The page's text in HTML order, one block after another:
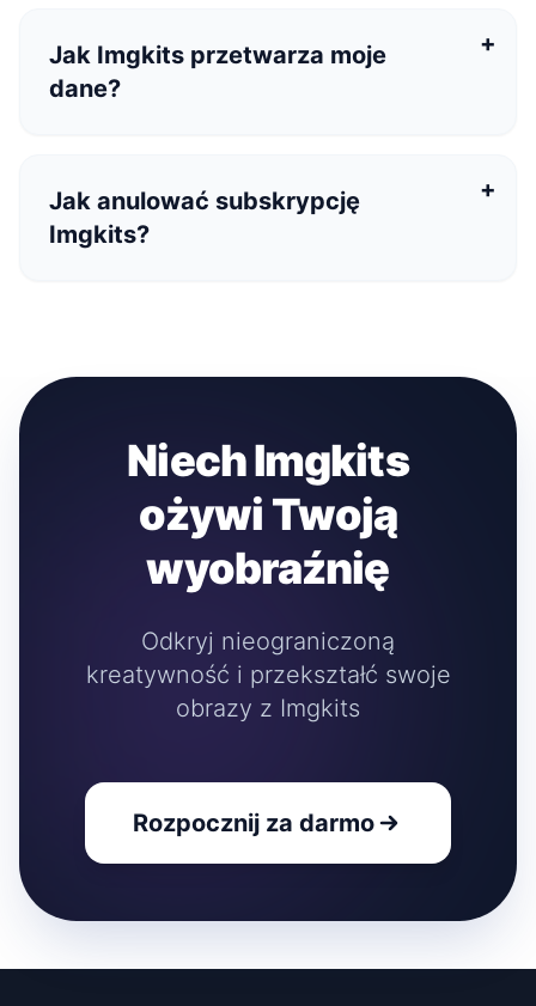
Jak Imgkits przetwarza moje
dane?
Jak anulować subskrypcję
Imgkits?
Niech Imgkits
ożywi Twoją
wyobraźnię
Odkryj nieograniczoną
kreatywność i przekształć swoje
obrazy z Imgkits
Rozpocznij za darmo